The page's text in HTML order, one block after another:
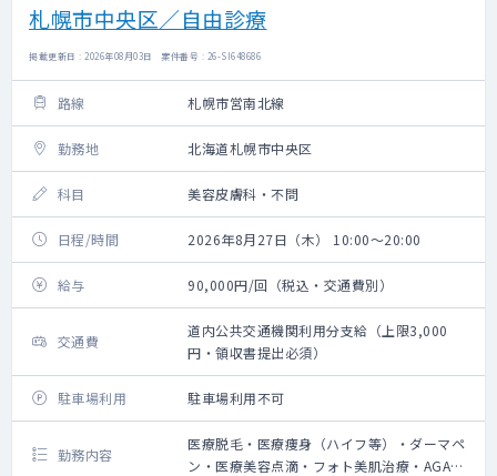
札幌市中央区／自由診療
掲載更新日 : 2026年08月03日 案件番号 : 26-SI648686
路線 札幌市営南北線
勤務地 北海道札幌市中央区
科目 美容皮膚科・不問
日程/時間 2026年8月27日（木） 10:00～20:00
給与 90,000円/回（税込・交通費別）
交通費
道内公共交通機関利用分支給（上限3,000
円・領収書提出必須）
駐車場利用 駐車場利用不可
勤務内容
医療脱毛・医療痩身（ハイフ等）・ダーマペ
ン・医療美容点滴・フォト美肌治療・AGA治